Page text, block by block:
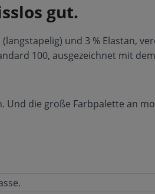
gut.
und 3 % Elastan,
100, ausgezeichnet mit
Und die große Farbpalette an